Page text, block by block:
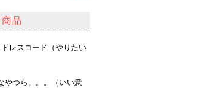
品
レスコード（やりたい
やつら。。。（いい意